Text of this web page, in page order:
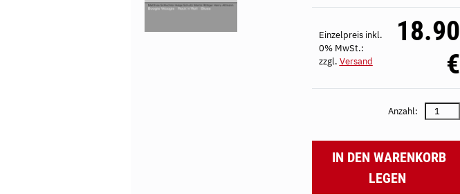
Einzelpreis inkl.
0% MwSt.:
zzgl. Versand
18.90
€
Anzahl:
IN DEN WARENKORB
LEGEN